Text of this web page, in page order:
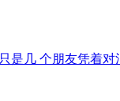
是几 个朋友凭着